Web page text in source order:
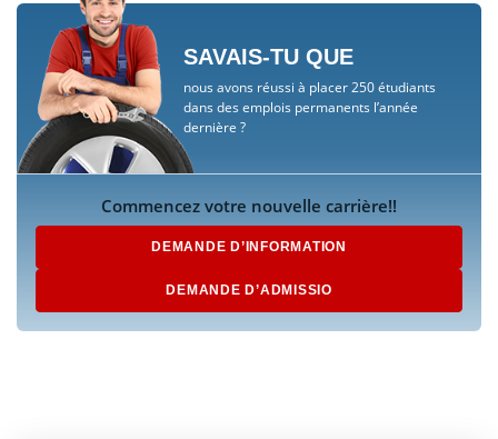
SAVAIS-TU QUE
nous avons réussi à placer 250 étudiants
dans des emplois permanents l’année
dernière ?
Commencez votre nouvelle carrière!!
DEMANDE D’INFORMATION
DEMANDE D’ADMISSIO